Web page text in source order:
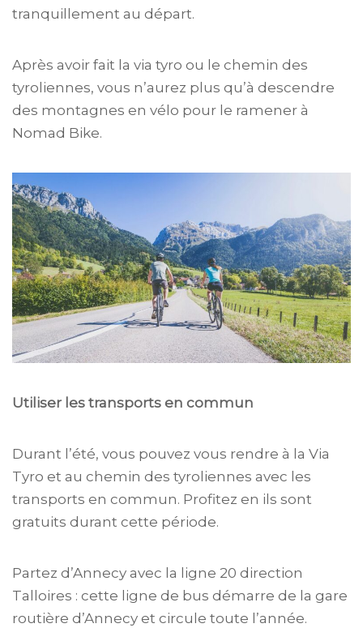
tranquillement au départ.
Après avoir fait la via tyro ou le chemin des
tyroliennes, vous n’aurez plus qu’à descendre
des montagnes en vélo pour le ramener à
Nomad Bike.
Utiliser les transports en commun
Durant l’été, vous pouvez vous rendre à la Via
Tyro et au chemin des tyroliennes avec les
transports en commun. Profitez en ils sont
gratuits durant cette période.
Partez d’Annecy avec la ligne 20 direction
Talloires : cette ligne de bus démarre de la gare
routière d’Annecy et circule toute l’année.